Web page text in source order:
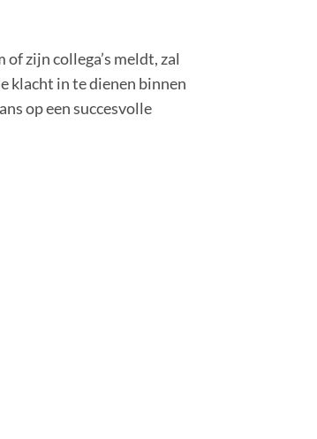
zijn collega’s meldt, zal
klacht in te dienen binnen
op een succesvolle